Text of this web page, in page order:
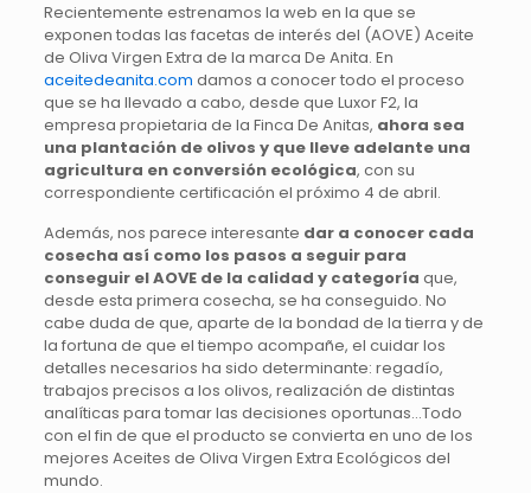
Recientemente estrenamos la web en la que se
exponen todas las facetas de interés del (AOVE) Aceite
de Oliva Virgen Extra de la marca De Anita. En
aceitedeanita.com damos a conocer todo el proceso
que se ha llevado a cabo, desde que Luxor F2, la
empresa propietaria de la Finca De Anitas, ahora sea
una plantación de olivos y que lleve adelante una
agricultura en conversión ecológica, con su
correspondiente certificación el próximo 4 de abril.
Además, nos parece interesante dar a conocer cada
cosecha así como los pasos a seguir para
conseguir el AOVE de la calidad y categoría que,
desde esta primera cosecha, se ha conseguido. No
cabe duda de que, aparte de la bondad de la tierra y de
la fortuna de que el tiempo acompañe, el cuidar los
detalles necesarios ha sido determinante: regadío,
trabajos precisos a los olivos, realización de distintas
analíticas para tomar las decisiones oportunas…Todo
con el fin de que el producto se convierta en uno de los
mejores Aceites de Oliva Virgen Extra Ecológicos del
mundo.